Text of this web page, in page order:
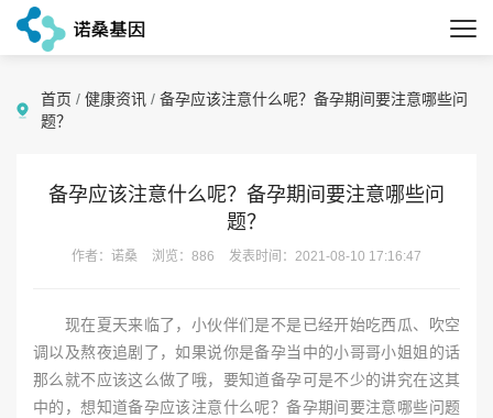
首页 / 健康资讯 / 备孕应该注意什么呢？备孕期间要注意哪些问
题？
备孕应该注意什么呢？备孕期间要注意哪些问
题？
作者：诺桑 浏览：886 发表时间：2021-08-10 17:16:47
现在夏天来临了，小伙伴们是不是已经开始吃西瓜、吹空
调以及熬夜追剧了，如果说你是备孕当中的小哥哥小姐姐的话
那么就不应该这么做了哦，要知道备孕可是不少的讲究在这其
中的，想知道备孕应该注意什么呢？备孕期间要注意哪些问题